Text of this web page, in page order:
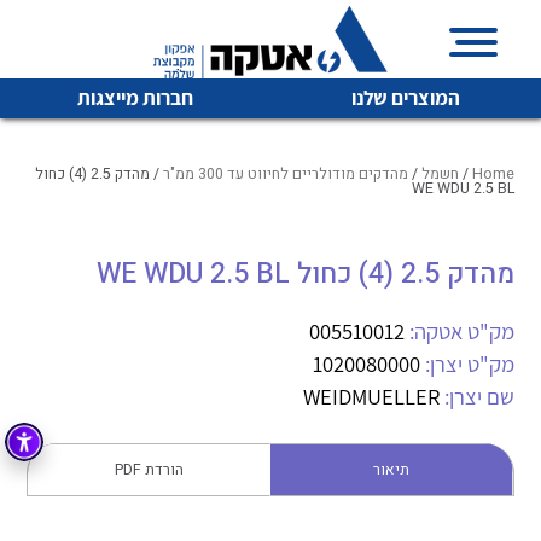
המוצרים שלנו חברות מייצגות
איכות | שרות | זמינות
והפצה של מוצרי
מיתוג, בקרה , ואינסטלציה חשמלית ופעילה ב7 תחומים:
חשמל מיתוג ואינסטלציה חשמלית
בקרה
זיווד
לכל מוצרי היצרן לכל מוצרי היצרן
לכל מוצרי היצרן לכל מוצרי היצרן
Home
/ חשמל / מהדקים מודולריים לחיווט עד 300 ממ"ר / מהדק 2.5 (4) כחול
WE WDU 2.5 BL
מהדק 2.5 (4) כחול WE WDU 2.5 BL
מק"ט אטקה: 005510012
מק"ט יצרן: 1020080000
שם יצרן: WEIDMUELLER
תיאור הורדת PDF